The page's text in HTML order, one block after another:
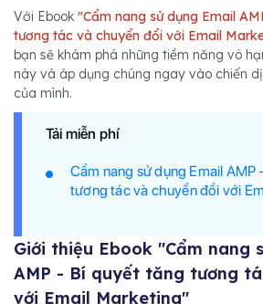
Với Ebook "Cẩm nang sử dụng Email
tương tác và chuyển đổi với Email
bạn sẽ khám phá những tiềm năng vô
này và áp dụng chúng ngay vào chiến
của mình.
Tải miễn phí
Cẩm nang sử dụng Email AMP
tương tác và chuyển đổi với
Giới thiệu Ebook "Cẩm nang
AMP - Bí quyết tăng tương
với Email Marketing"